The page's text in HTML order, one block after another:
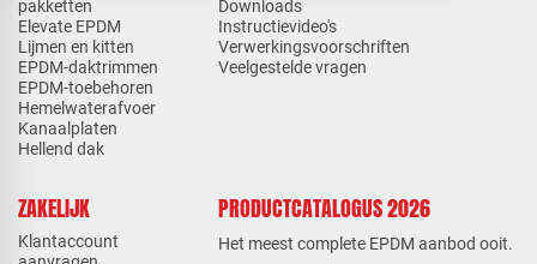
pakketten
Elevate EPDM
Lijmen en kitten
EPDM-daktrimmen
EPDM-toebehoren
Hemelwaterafvoer
Kanaalplaten
Hellend dak
Downloads
Instructievideo's
Verwerkingsvoorschriften
Veelgestelde vragen
ZAKELIJK
Klantaccount
PRODUCTCATALOGUS 2026
Het meest complete EPDM aanbod ooit.